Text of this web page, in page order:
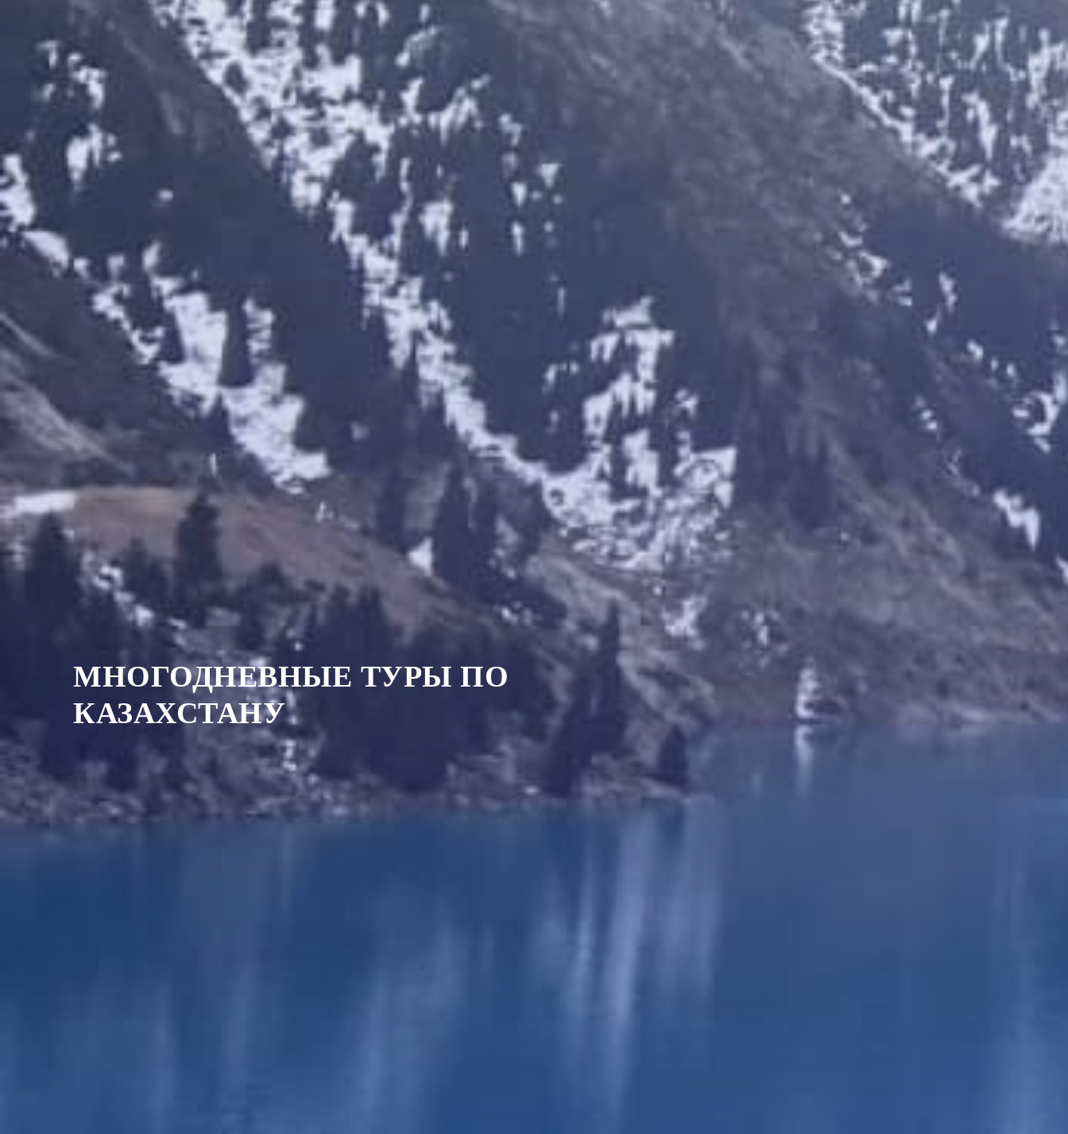
МНОГОДНЕВНЫЕ ТУРЫ ПО
КАЗАХСТАНУ